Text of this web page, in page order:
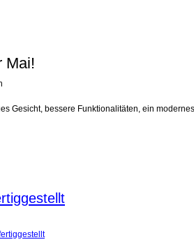
Mai!
Gesicht, bessere Funktionalitäten, ein